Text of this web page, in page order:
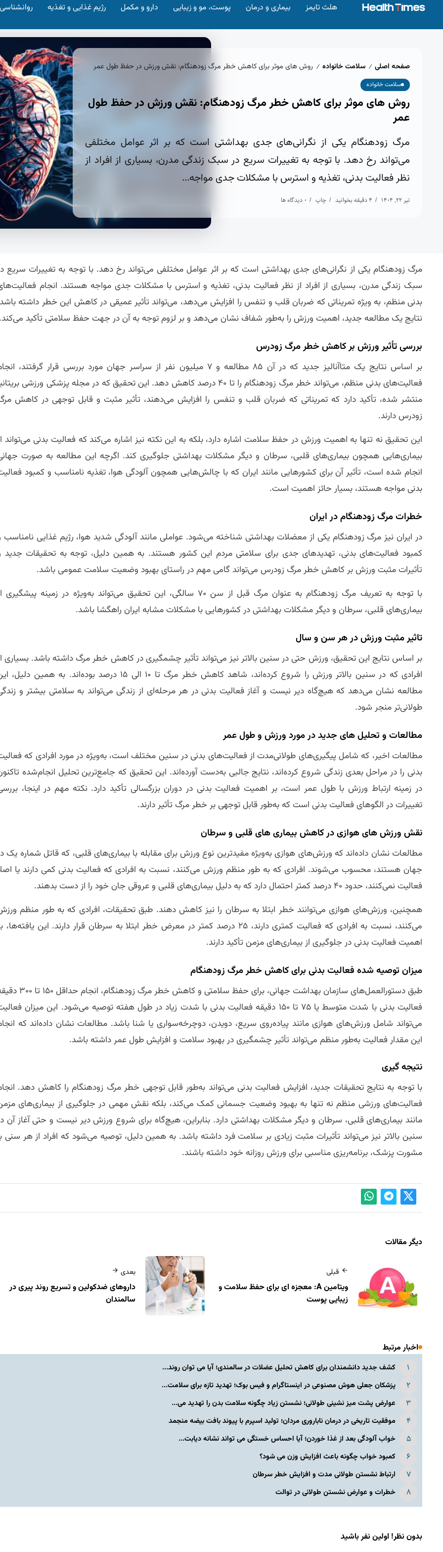
هلث تایمز بیماری و درمان پوست، مو و زیبایی دارو و مکمل رژیم غذایی و تغذیه روانشناسی
صفحه اصلی / سلامت خانواده / روش‌ های موثر برای کاهش خطر مرگ زودهنگام: نقش ورزش در حفظ طول عمر
سلامت خانواده
روش‌ های موثر برای کاهش خطر مرگ زودهنگام: نقش ورزش در حفظ طول
عمر
مرگ زودهنگام یکی از نگرانی‌های جدی بهداشتی است که بر اثر عوامل مختلفی
می‌تواند رخ دهد. با توجه به تغییرات سریع در سبک زندگی مدرن، بسیاری از افراد از
نظر فعالیت بدنی، تغذیه و استرس با مشکلات جدی مواجه...
تیر 22, 1404 4 دقیقه بخوانید چاپ 0 دیدگاه ها
مرگ زودهنگام یکی از نگرانی‌های جدی بهداشتی است که بر اثر عوامل مختلفی می‌تواند رخ دهد. با توجه به تغییرات سریع
سبک زندگی مدرن، بسیاری از افراد از نظر فعالیت بدنی، تغذیه و استرس با مشکلات جدی مواجه هستند. انجام
بدنی منظم، به ویژه تمریناتی که ضربان قلب و تنفس را افزایش می‌دهد، می‌تواند تأثیر عمیقی در کاهش این خطر داشته
نتایج یک مطالعه جدید، اهمیت ورزش را به‌طور شفاف نشان می‌دهد و بر لزوم توجه به آن در جهت حفظ سلامتی تأکید می‌کند.
بررسی تأثیر ورزش بر کاهش خطر مرگ زودرس
بر اساس نتایج یک متاآنالیز جدید که در آن ۸۵ مطالعه و ۷ میلیون نفر از سراسر جهان مورد بررسی قرار گرفتند،
فعالیت‌های بدنی منظم، می‌تواند خطر مرگ زودهنگام را تا ۴۰ درصد کاهش دهد. این تحقیق که در مجله پزشکی ورزشی
منتشر شده، تأکید دارد که تمریناتی که ضربان قلب و تنفس را افزایش می‌دهند، تأثیر مثبت و قابل توجهی در کاهش
زودرس دارند.
این تحقیق نه تنها به اهمیت ورزش در حفظ سلامت اشاره دارد، بلکه به این نکته نیز اشاره می‌کند که فعالیت بدنی می‌تواند
بیماری‌هایی همچون بیماری‌های قلبی، سرطان و دیگر مشکلات بهداشتی جلوگیری کند. اگرچه این مطالعه به صورت
انجام شده است، تأثیر آن برای کشورهایی مانند ایران که با چالش‌هایی همچون آلودگی هوا، تغذیه نامناسب و کمبود
بدنی مواجه هستند، بسیار حائز اهمیت است.
خطرات مرگ زودهنگام در ایران
در ایران نیز مرگ زودهنگام یکی از معضلات بهداشتی شناخته می‌شود. عواملی مانند آلودگی شدید هوا، رژیم غذایی نامناسب
کمبود فعالیت‌های بدنی، تهدیدهای جدی برای سلامتی مردم این کشور هستند. به همین دلیل، توجه به تحقیقات جدید
تأثیرات مثبت ورزش بر کاهش خطر مرگ زودرس می‌تواند گامی مهم در راستای بهبود وضعیت سلامت عمومی باشد.
با توجه به تعریف مرگ زودهنگام به عنوان مرگ قبل از سن ۷۰ سالگی، این تحقیق می‌تواند به‌ویژه در زمینه
بیماری‌های قلبی، سرطان و دیگر مشکلات بهداشتی در کشورهایی با مشکلات مشابه ایران راهگشا باشد.
تاثیر مثبت ورزش در هر سن و سال
بر اساس نتایج این تحقیق، ورزش حتی در سنین بالاتر نیز می‌تواند تأثیر چشمگیری در کاهش خطر مرگ داشته باشد. بسیاری
افرادی که در سنین بالاتر ورزش را شروع کرده‌اند، شاهد کاهش خطر مرگ تا ۱۰ الی ۱۵ درصد بوده‌اند. به همین
مطالعه نشان می‌دهد که هیچ‌گاه دیر نیست و آغاز فعالیت بدنی در هر مرحله‌ای از زندگی می‌تواند به سلامتی بیشتر و
طولانی‌تر منجر شود.
مطالعات و تحلیل‌ های جدید در مورد ورزش و طول عمر
مطالعات اخیر، که شامل پیگیری‌های طولانی‌مدت از فعالیت‌های بدنی در سنین مختلف است، به‌ویژه در مورد افرادی که
بدنی را در مراحل بعدی زندگی شروع کرده‌اند، نتایج جالبی به‌دست آورده‌اند. این تحقیق که جامع‌ترین تحلیل انجام‌شده
در زمینه ارتباط ورزش با طول عمر است، بر اهمیت فعالیت بدنی در دوران بزرگسالی تأکید دارد. نکته مهم در اینجا،
تغییرات در الگوهای فعالیت بدنی است که به‌طور قابل توجهی بر خطر مرگ تأثیر دارند.
نقش ورزش‌ های هوازی در کاهش بیماری‌ های قلبی و سرطان
مطالعات نشان داده‌اند که ورزش‌های هوازی به‌ویژه مفیدترین نوع ورزش برای مقابله با بیماری‌های قلبی، که قاتل شماره یک
جهان هستند، محسوب می‌شوند. افرادی که به طور منظم ورزش می‌کنند، نسبت به افرادی که فعالیت بدنی کمی دارند یا
فعالیت نمی‌کنند، حدود ۴۰ درصد کمتر احتمال دارد که به دلیل بیماری‌های قلبی و عروقی جان خود را از دست بدهند.
همچنین، ورزش‌های هوازی می‌توانند خطر ابتلا به سرطان را نیز کاهش دهند. طبق تحقیقات، افرادی که به طور منظم
می‌کنند، نسبت به افرادی که فعالیت کمتری دارند، ۲۵ درصد کمتر در معرض خطر ابتلا به سرطان قرار دارند. این یافته‌ها،
اهمیت فعالیت بدنی در جلوگیری از بیماری‌های مزمن تأکید دارند.
میزان توصیه‌ شده فعالیت بدنی برای کاهش خطر مرگ زودهنگام
طبق دستورالعمل‌های سازمان بهداشت جهانی، برای حفظ سلامتی و کاهش خطر مرگ زودهنگام،
فعالیت بدنی با شدت متوسط یا ۷۵ تا ۱۵۰ دقیقه فعالیت بدنی با شدت زیاد در طول هفته توصیه می‌شود. این میزان
می‌تواند شامل ورزش‌های هوازی مانند پیاده‌روی سریع، دویدن، دوچرخه‌سواری یا شنا باشد. مطالعات نشان داده‌اند که
این مقدار فعالیت به‌طور منظم می‌تواند تأثیر چشمگیری در بهبود سلامت و افزایش طول عمر داشته باشد.
نتیجه‌ گیری
با توجه به نتایج تحقیقات جدید، افزایش فعالیت بدنی می‌تواند به‌طور قابل توجهی خطر مرگ زودهنگام را کاهش دهد.
فعالیت‌های ورزشی منظم نه تنها به بهبود وضعیت جسمانی کمک می‌کند، بلکه نقش مهمی در جلوگیری از بیماری‌های
مانند بیماری‌های قلبی، سرطان و دیگر مشکلات بهداشتی دارد. بنابراین، هیچ‌گاه برای شروع ورزش دیر نیست و حتی آغاز آن
سنین بالاتر نیز می‌تواند تأثیرات مثبت زیادی بر سلامت فرد داشته باشد. به همین دلیل، توصیه می‌شود که افراد از هر سنی
مشورت پزشک، برنامه‌ریزی مناسبی برای ورزش روزانه خود داشته باشند.
دیگر مقالات
قبلی
ویتامین A: معجزه‌ ای برای حفظ سلامت و
زیبایی پوست
بعدی
داروهای ضدکولین و تسریع روند پیری در
سالمندان
اخبار مرتبط
کشف جدید دانشمندان برای کاهش تحلیل عضلات در سالمندی؛ آیا می توان روند...
پزشکان جعلی هوش مصنوعی در اینستاگرام و فیس بوک؛ تهدید تازه برای سلامت...
عوارض پشت میز نشینی طولانی؛ نشستن زیاد چگونه سلامت بدن را تهدید می...
موفقیت تاریخی در درمان ناباروری مردان؛ تولید اسپرم با پیوند بافت بیضه منجمد
خواب آلودگی بعد از غذا خوردن؛ آیا احساس خستگی می تواند نشانه دیابت...
کمبود خواب چگونه باعث افزایش وزن می شود؟
ارتباط نشستن طولانی مدت و افزایش خطر سرطان
خطرات و عوارض نشستن طولانی در توالت
بدون نظر! اولین نفر باشید